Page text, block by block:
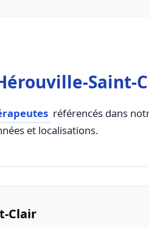
Saint-
référencés dans
et localisations.
Clair